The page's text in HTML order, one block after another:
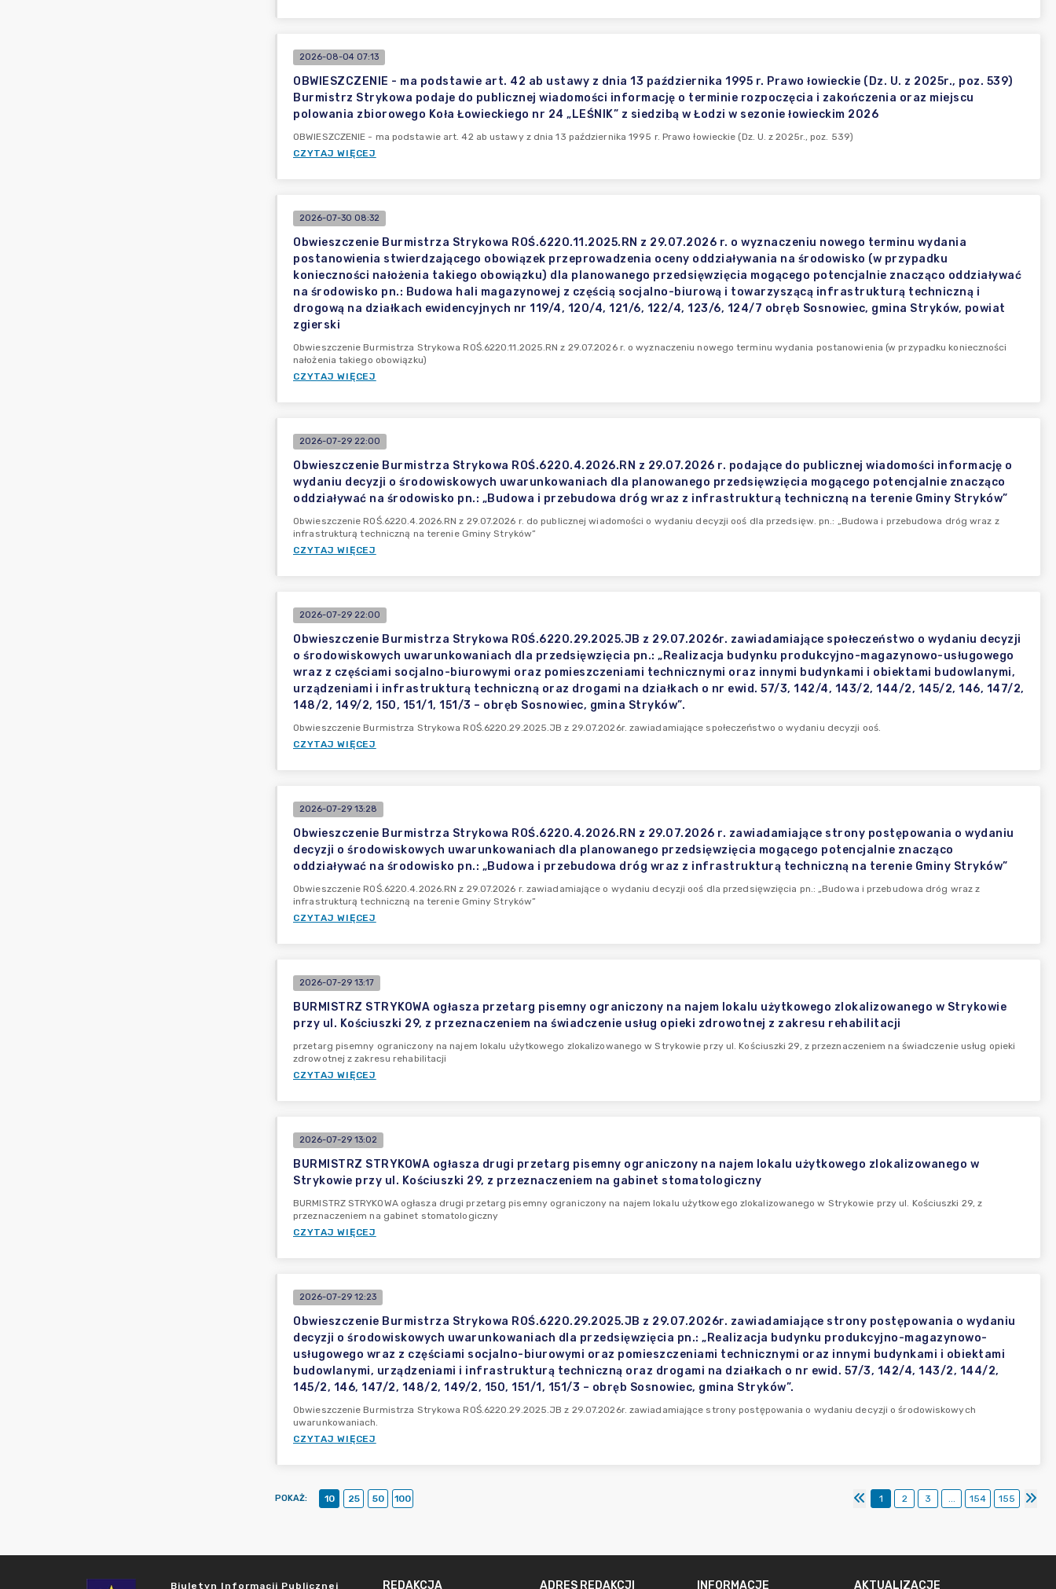
2026-08-04 07:13
OBWIESZCZENIE - ma podstawie art. 42 ab ustawy z dnia 13 października 1995 r. Prawo łowieckie (Dz. U. z 2025r., poz. 539)
Burmistrz Strykowa podaje do publicznej wiadomości informację o terminie rozpoczęcia i zakończenia oraz miejscu
polowania zbiorowego Koła Łowieckiego nr 24 „LEŚNIK” z siedzibą w Łodzi w sezonie łowieckim 2026
OBWIESZCZENIE - ma podstawie art. 42 ab ustawy z dnia 13 października 1995 r. Prawo łowieckie (Dz. U. z 2025r., poz. 539)
CZYTAJ WIĘCEJ
2026-07-30 08:32
Obwieszczenie Burmistrza Strykowa ROŚ.6220.11.2025.RN z 29.07.2026 r. o wyznaczeniu nowego terminu wydania
postanowienia stwierdzającego obowiązek przeprowadzenia oceny oddziaływania na środowisko (w przypadku
konieczności nałożenia takiego obowiązku) dla planowanego przedsięwzięcia mogącego potencjalnie znacząco oddziaływać
na środowisko pn.: Budowa hali magazynowej z częścią socjalno-biurową i towarzyszącą infrastrukturą techniczną i
drogową na działkach ewidencyjnych nr 119/4, 120/4, 121/6, 122/4, 123/6, 124/7 obręb Sosnowiec, gmina Stryków, powiat
zgierski
Obwieszczenie Burmistrza Strykowa ROŚ.6220.11.2025.RN z 29.07.2026 r. o wyznaczeniu nowego terminu wydania postanowienia (w przypadku konieczności
nałożenia takiego obowiązku)
CZYTAJ WIĘCEJ
2026-07-29 22:00
Obwieszczenie Burmistrza Strykowa ROŚ.6220.4.2026.RN z 29.07.2026 r. podające do publicznej wiadomości informację o
wydaniu decyzji o środowiskowych uwarunkowaniach dla planowanego przedsięwzięcia mogącego potencjalnie znacząco
oddziaływać na środowisko pn.: „Budowa i przebudowa dróg wraz z infrastrukturą techniczną na terenie Gminy Stryków”
Obwieszczenie ROŚ.6220.4.2026.RN z 29.07.2026 r. do publicznej wiadomości o wydaniu decyzji ooś dla przedsięw. pn.: „Budowa i przebudowa dróg wraz z
infrastrukturą techniczną na terenie Gminy Stryków”
CZYTAJ WIĘCEJ
2026-07-29 22:00
Obwieszczenie Burmistrza Strykowa ROŚ.6220.29.2025.JB z 29.07.2026r. zawiadamiające społeczeństwo o wydaniu decyzji
o środowiskowych uwarunkowaniach dla przedsięwzięcia pn.: „Realizacja budynku produkcyjno-magazynowo-usługowego
wraz z częściami socjalno-biurowymi oraz pomieszczeniami technicznymi oraz innymi budynkami i obiektami budowlanymi,
urządzeniami i infrastrukturą techniczną oraz drogami na działkach o nr ewid. 57/3, 142/4, 143/2, 144/2, 145/2, 146, 147/2,
148/2, 149/2, 150, 151/1, 151/3 – obręb Sosnowiec, gmina Stryków”.
Obwieszczenie Burmistrza Strykowa ROŚ.6220.29.2025.JB z 29.07.2026r. zawiadamiające społeczeństwo o wydaniu decyzji ooś.
CZYTAJ WIĘCEJ
2026-07-29 13:28
Obwieszczenie Burmistrza Strykowa ROŚ.6220.4.2026.RN z 29.07.2026 r. zawiadamiające strony postępowania o wydaniu
decyzji o środowiskowych uwarunkowaniach dla planowanego przedsięwzięcia mogącego potencjalnie znacząco
oddziaływać na środowisko pn.: „Budowa i przebudowa dróg wraz z infrastrukturą techniczną na terenie Gminy Stryków”
Obwieszczenie ROŚ.6220.4.2026.RN z 29.07.2026 r. zawiadamiające o wydaniu decyzji ooś dla przedsięwzięcia pn.: „Budowa i przebudowa dróg wraz z
infrastrukturą techniczną na terenie Gminy Stryków”
CZYTAJ WIĘCEJ
2026-07-29 13:17
BURMISTRZ STRYKOWA ogłasza przetarg pisemny ograniczony na najem lokalu użytkowego zlokalizowanego w Strykowie
przy ul. Kościuszki 29, z przeznaczeniem na świadczenie usług opieki zdrowotnej z zakresu rehabilitacji
przetarg pisemny ograniczony na najem lokalu użytkowego zlokalizowanego w Strykowie przy ul. Kościuszki 29, z przeznaczeniem na świadczenie usług opieki
zdrowotnej z zakresu rehabilitacji
CZYTAJ WIĘCEJ
2026-07-29 13:02
BURMISTRZ STRYKOWA ogłasza drugi przetarg pisemny ograniczony na najem lokalu użytkowego zlokalizowanego w
Strykowie przy ul. Kościuszki 29, z przeznaczeniem na gabinet stomatologiczny
BURMISTRZ STRYKOWA ogłasza drugi przetarg pisemny ograniczony na najem lokalu użytkowego zlokalizowanego w Strykowie przy ul. Kościuszki 29, z
przeznaczeniem na gabinet stomatologiczny
CZYTAJ WIĘCEJ
2026-07-29 12:23
Obwieszczenie Burmistrza Strykowa ROŚ.6220.29.2025.JB z 29.07.2026r. zawiadamiające strony postępowania o wydaniu
decyzji o środowiskowych uwarunkowaniach dla przedsięwzięcia pn.: „Realizacja budynku produkcyjno-magazynowo-
usługowego wraz z częściami socjalno-biurowymi oraz pomieszczeniami technicznymi oraz innymi budynkami i obiektami
budowlanymi, urządzeniami i infrastrukturą techniczną oraz drogami na działkach o nr ewid. 57/3, 142/4, 143/2, 144/2,
145/2, 146, 147/2, 148/2, 149/2, 150, 151/1, 151/3 – obręb Sosnowiec, gmina Stryków”.
Obwieszczenie Burmistrza Strykowa ROŚ.6220.29.2025.JB z 29.07.2026r. zawiadamiające strony postępowania o wydaniu decyzji o środowiskowych
uwarunkowaniach.
CZYTAJ WIĘCEJ
POKAŻ: 10 25 50 100 1 2 3 ... 154 155
Biuletyn Informacji Publicznej REDAKCJA ADRES REDAKCJI INFORMACJE AKTUALIZACJE